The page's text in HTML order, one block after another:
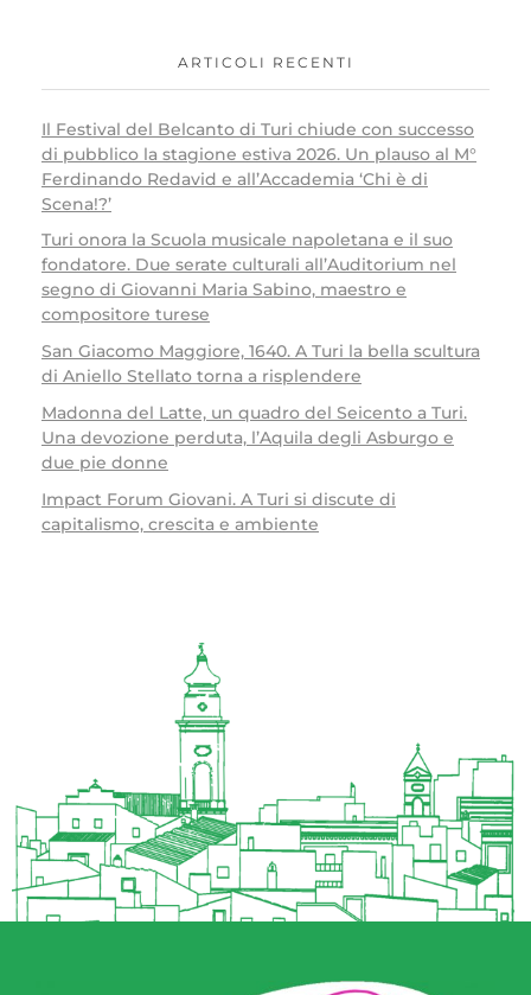
ARTICOLI RECENTI
Il Festival del Belcanto di Turi chiude con successo
di pubblico la stagione estiva 2026. Un plauso al M°
Ferdinando Redavid e all’Accademia ‘Chi è di
Scena!?’
Turi onora la Scuola musicale napoletana e il suo
fondatore. Due serate culturali all’Auditorium nel
segno di Giovanni Maria Sabino, maestro e
compositore turese
San Giacomo Maggiore, 1640. A Turi la bella scultura
di Aniello Stellato torna a risplendere
Madonna del Latte, un quadro del Seicento a Turi.
Una devozione perduta, l’Aquila degli Asburgo e
due pie donne
Impact Forum Giovani. A Turi si discute di
capitalismo, crescita e ambiente